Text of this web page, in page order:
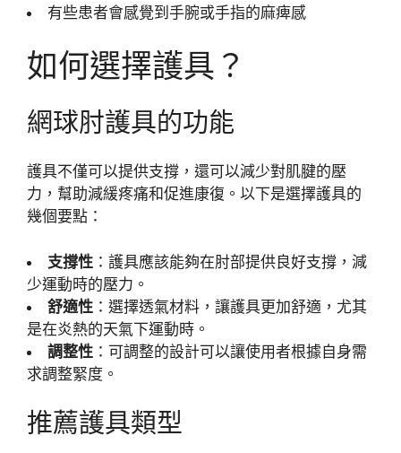
有些患者會感覺到手腕或手指的麻痺感
如何選擇護具？
網球肘護具的功能
護具不僅可以提供支撐，還可以減少對肌腱的壓
力，幫助減緩疼痛和促進康復。以下是選擇護具的
幾個要點：
支撐性 ：護具應該能夠在肘部提供良好支撐，減
少運動時的壓力。
舒適性 ：選擇透氣材料，讓護具更加舒適，尤其
是在炎熱的天氣下運動時。
調整性 ：可調整的設計可以讓使用者根據自身需
求調整緊度。
推薦護具類型